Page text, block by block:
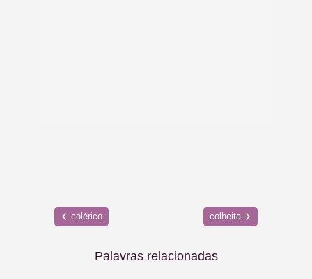
colérico colheita
Palavras relacionadas